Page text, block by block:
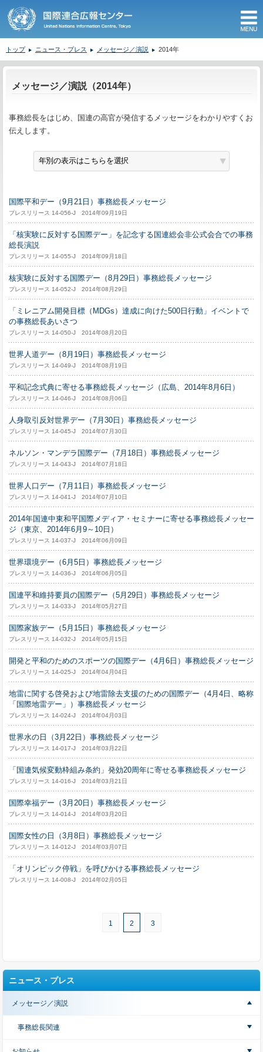
トップ ニュース・プレス メッセージ／演説 2014年
メッセージ／演説（2014年）
事務総長をはじめ、国連の高官が発信するメッセージをわかりやすくお
伝えします。
国際平和デー（9月21日）事務総長メッセージ
プレスリリース 14-056-J 2014年09月19日
「核実験に反対する国際デー」を記念する国連総会非公式会合での事務
総長演説
プレスリリース 14-055-J 2014年09月18日
核実験に反対する国際デー（8月29日）事務総長メッセージ
プレスリリース 14-052-J 2014年08月29日
「ミレニアム開発目標（MDGs）達成に向けた500日行動」イベントで
の事務総長あいさつ
プレスリリース 14-050-J 2014年08月20日
世界人道デー（8月19日）事務総長メッセージ
プレスリリース 14-049-J 2014年08月19日
平和記念式典に寄せる事務総長メッセージ（広島、2014年8月6日）
プレスリリース 14-046-J 2014年08月06日
人身取引反対世界デー（7月30日）事務総長メッセージ
プレスリリース 14-045-J 2014年07月30日
ネルソン・マンデラ国際デー（7月18日）事務総長メッセージ
プレスリリース 14-043-J 2014年07月18日
世界人口デー（7月11日）事務総長メッセージ
プレスリリース 14-041-J 2014年07月10日
2014年国連中東和平国際メディア・セミナーに寄せる事務総長メッセー
ジ（東京、2014年6月9～10日）
プレスリリース 14-037-J 2014年06月09日
世界環境デー（6月5日）事務総長メッセージ
プレスリリース 14-036-J 2014年06月05日
国連平和維持要員の国際デー（5月29日）事務総長メッセージ
プレスリリース 14-033-J 2014年05月27日
国際家族デー（5月15日）事務総長メッセージ
プレスリリース 14-032-J 2014年05月15日
開発と平和のためのスポーツの国際デー（4月6日）事務総長メッセージ
プレスリリース 14-025-J 2014年04月04日
地雷に関する啓発および地雷除去支援のための国際デー（4月4日、略称
「国際地雷デー」）事務総長メッセージ
プレスリリース 14-024-J 2014年04月03日
世界水の日（3月22日）事務総長メッセージ
プレスリリース 14-017-J 2014年03月22日
「国連気候変動枠組み条約」発効20周年に寄せる事務総長メッセージ
プレスリリース 14-016-J 2014年03月21日
国際幸福デー（3月20日）事務総長メッセージ
プレスリリース 14-014-J 2014年03月20日
国際女性の日（3月8日）事務総長メッセージ
プレスリリース 14-012-J 2014年03月07日
「オリンピック停戦」を呼びかける事務総長メッセージ
プレスリリース 14-008-J 2014年02月05日
1 2 3
ニュース・プレス
メッセージ／演説
事務総長関連